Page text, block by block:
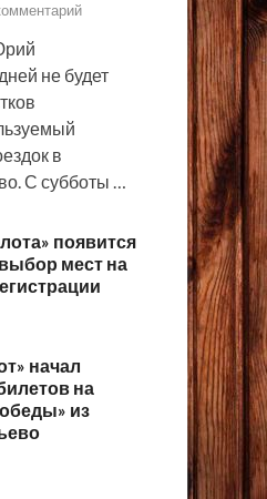
не будет
в
С субботы …
появится
мест на
начал
на
из